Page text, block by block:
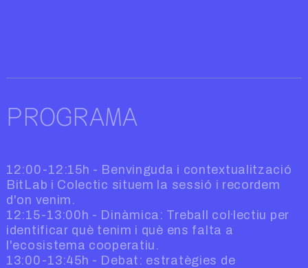
PROGRAMA
12:00-12:15h - Benvinguda i contextualització
BitLab i Colectic situem la sessió i recordem
d'on venim.
12:15-13:00h - Dinàmica: Treball col·lectiu per
identificar què tenim i què ens falta a
l'ecosistema cooperatiu.
13:00-13:45h - Debat: estratègies de